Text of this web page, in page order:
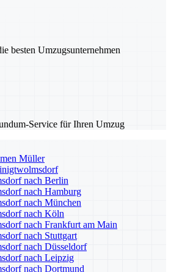
besten Umzugsunternehmen
Service für Ihren Umzug
Müller
nach Berlin
nach Hamburg
nach München
nach Köln
nach Frankfurt am Main
nach Stuttgart
nach Düsseldorf
nach Leipzig
nach Dortmund